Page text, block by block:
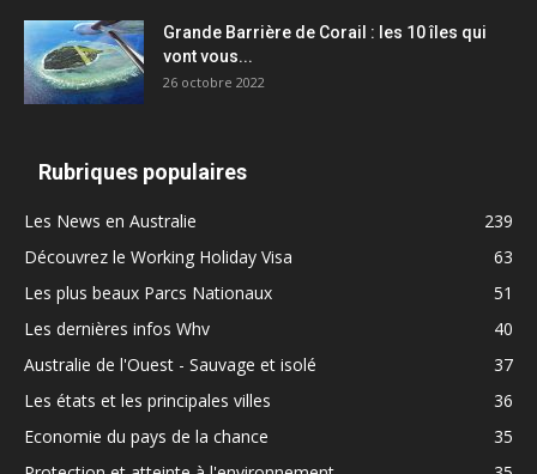
Grande Barrière de Corail : les 10 îles qui
vont vous...
26 octobre 2022
Rubriques populaires
Les News en Australie
239
Découvrez le Working Holiday Visa
63
Les plus beaux Parcs Nationaux
51
Les dernières infos Whv
40
Australie de l'Ouest - Sauvage et isolé
37
Les états et les principales villes
36
Economie du pays de la chance
35